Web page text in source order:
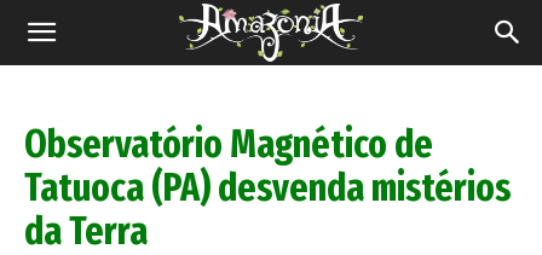
Revista
Observatório Magnético de
Tatuoca (PA) desvenda mistérios
da Terra